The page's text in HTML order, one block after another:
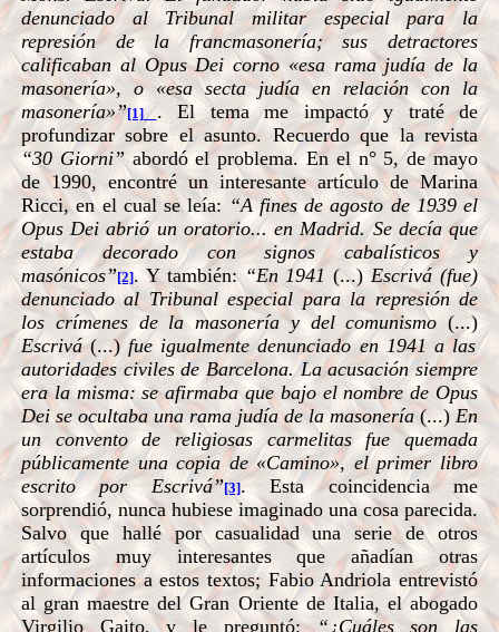
denunciado al Tribunal militar especial para la
represión de la francmasonería; sus detractores
calificaban al Opus Dei corno «esa rama judía de la
masonería», o «esa secta judía en relación con la
masonería»”[1]
. El tema me impactó y traté de
profundizar sobre el asunto. Recuerdo que la revista
“30 Giorni” abordó el problema. En el n° 5, de mayo
de 1990, encontré un interesante artículo de Marina
Ricci, en el cual se leía: “A fines de agosto de 1939 el
Opus Dei abrió un oratorio... en Madrid. Se decía que
estaba decorado con signos cabalísticos y
masónicos”[2]. Y también:“En 1941(...) Escrivá (fue)
denunciado al Tribunal especial para la represión de
los crímenes de la masonería y del comunismo (...)
Escrivá(...)fue igualmente denunciado en 1941 a las
autoridades civiles de Barcelona. La acusación siempre
era la misma: se afirmaba que bajo el nombre de Opus
Dei se ocultaba una rama judía de la masonería(...) En
un convento de religiosas carmelitas fue quemada
públicamente una copia de «Camino», el primer libro
escrito por Escrivá”[3]. Esta coincidencia me
sorprendió, nunca hubiese imaginado una cosa parecida.
Salvo que hallé por casualidad una serie de otros
artículos muy interesantes que añadían otras
informaciones a estos textos; Fabio Andriola entrevistó
al gran maestre del Gran Oriente de Italia, el abogado
Virgilio Gaito, y le preguntó: “¿Cuáles son las